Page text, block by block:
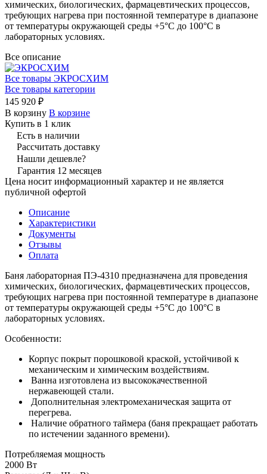
химических, биологических, фармацевтических процессов,
требующих нагрева при постоянной температуре в диапазоне
от температуры окружающей среды +5°С до 100°С в
лабораторных условиях.
Все описание
Все товары ЭКРОСХИМ
Все товары категории
145 920 ₽
В корзину В корзине
Купить в 1 клик
Есть в наличии
Рассчитать доставку
Нашли дешевле?
Гарантия 12 месяцев
Цена носит информационный характер и не является
публичной офертой
Описание
Характеристики
Документы
Отзывы
Оплата
Баня лабораторная ПЭ-4310 предназначена для проведения
химических, биологических, фармацевтических процессов,
требующих нагрева при постоянной температуре в диапазоне
от температуры окружающей среды +5°С до 100°С в
лабораторных условиях.
Особенности:
Корпус покрыт порошковой краской, устойчивой к
механическим и химическим воздействиям.
Ванна изготовлена из высококачественной
нержавеющей стали.
Дополнительная электромеханическая защита от
перегрева.
Наличие обратного таймера (баня прекращает работать
по истечении заданного времени).
Потребляемая мощность
2000 Вт